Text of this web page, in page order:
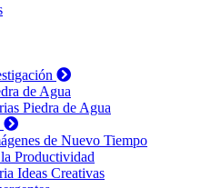
de Agua
Piedra de Agua
de Nuevo Tiempo
Productividad
Ideas Creativas